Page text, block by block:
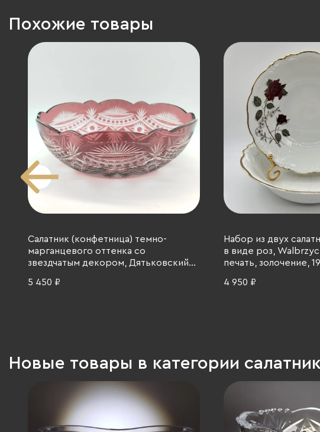
Похожие товары
Салатник (конфетница) темно-
марганцевого оттенка со
звездчатым декором, Дятьковский
алмазная грань, 1960-1980 гг.
5 450 ₽
Набор из двух
в виде роз,
печать, золочение,
4 950 ₽
Новые товары в категории